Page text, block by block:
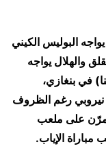
البوليس الكيني
والهلال يواجه
في بنغازي،
نيروبي رغم الظروف
على ملعب
مباراة الإياب.